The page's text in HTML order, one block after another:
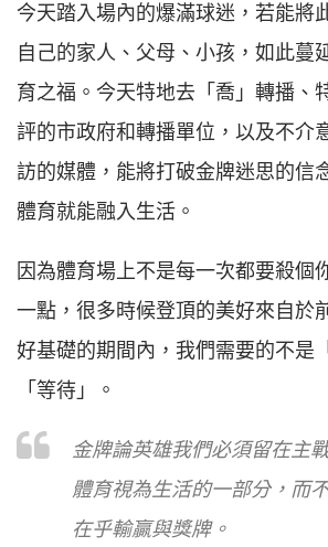
今天踏入場內的爆滿球迷，若能將
自己的家人、父母、小孩，如此蔓
育之福。今天特地去「喬」轉播、
評的市政府和轉播單位，以及不介
訪的媒體，能將打破金牌迷思的信
體育就能融入生活。
因為體育場上不是每一次都要殺個
一點，很多時候登頂的美好來自於
好基礎的期間內，我們需要的不是
「等待」。
金牌論英雄我們必須留在主
體育視為生活的一部分，而
在乎輸贏與獎牌。